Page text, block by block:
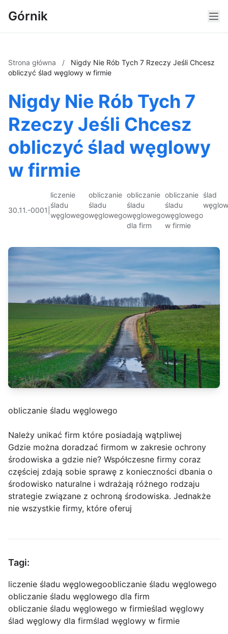
Górnik
Strona główna /
Nigdy Nie Rób Tych 7 Rzeczy Jeśli Chcesz
obliczyć ślad węglowy w firmie
Nigdy Nie Rób Tych 7
Rzeczy Jeśli Chcesz
obliczyć ślad węglowy
w firmie
30.11.-0001
liczenie
śladu
węglowego
obliczanie
śladu
węglowego
obliczanie
śladu
węglowego
dla firm
obliczanie
śladu
węglowego
w firmie
ślad
obliczanie śladu węglowego
Należy unikać firm które posiadają wątpliwej
Gdzie można doradzać firmom w zakresie ochrony
środowiska a gdzie nie? Współczesne firmy coraz
częściej zdają sobie sprawę z konieczności dbania o
środowisko naturalne i wdrażają różnego rodzaju
strategie związane z ochroną środowiska. Jednakże
nie wszystkie firmy, które oferuj
Tagi:
liczenie śladu węglowegoobliczanie śladu węglowego
obliczanie śladu węglowego dla firm
obliczanie śladu węglowego w firmieślad węglowy
ślad węglowy dla firmślad węglowy w firmie